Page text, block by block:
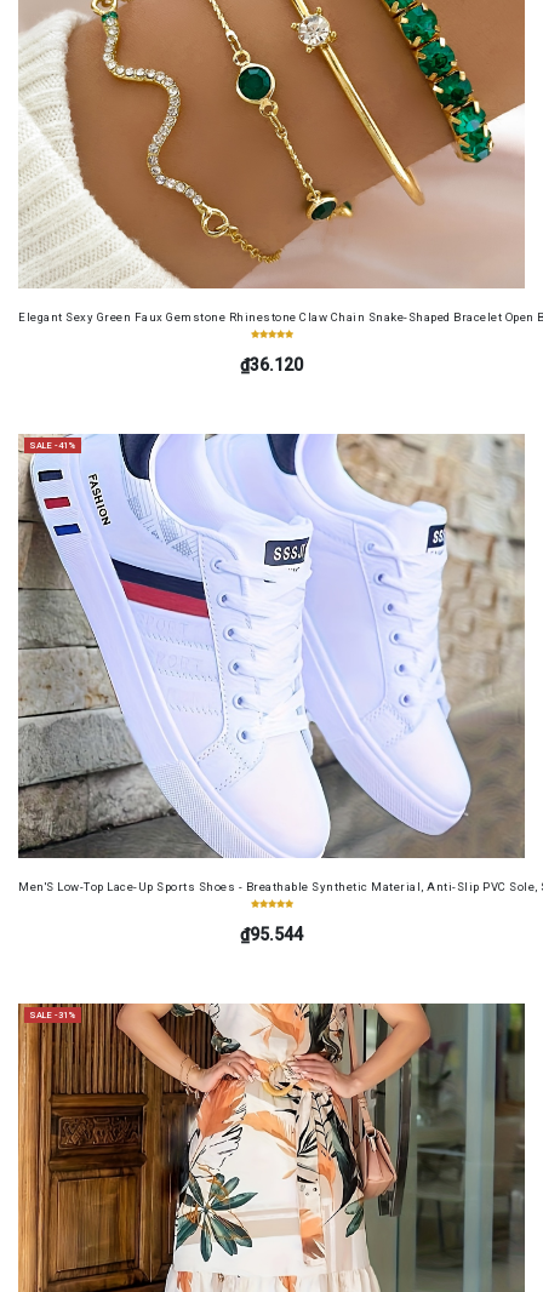
Elegant Sexy Green Faux Gemstone Rhinestone Claw Chain Snake-Shaped Bracelet Open
₫36.120
SALE -41%
Men'S Low-Top Lace-Up Sports Shoes - Breathable Synthetic Material, Anti-Slip PVC
₫95.544
SALE -31%